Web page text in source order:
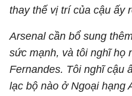
thay thế vị trí của cậu ấy
Arsenal cần bổ sung
sức mạnh, và tôi nghĩ họ
Fernandes. Tôi nghĩ cậu
lạc bộ nào ở Ngoại hạng